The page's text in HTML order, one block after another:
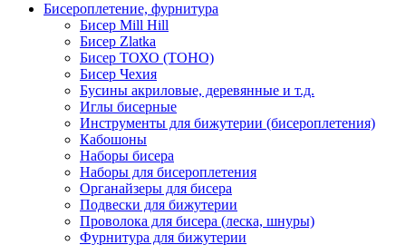
Бисероплетение, фурнитура
Бисер Mill Hill
Бисер Zlatka
Бисер ТОХО (TOHO)
Бисер Чехия
Бусины акриловые, деревянные и т.д.
Иглы бисерные
Инструменты для бижутерии (бисероплетения)
Кабошоны
Наборы бисера
Наборы для бисероплетения
Органайзеры для бисера
Подвески для бижутерии
Проволока для бисера (леска, шнуры)
Фурнитура для бижутерии